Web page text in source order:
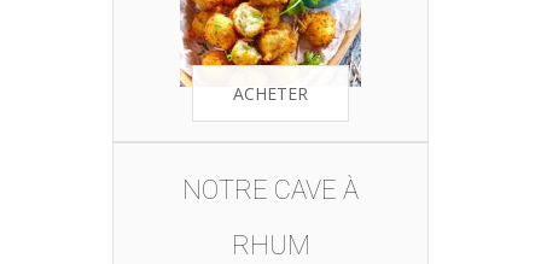
ACHETER
NOTRE CAVE À
RHUM